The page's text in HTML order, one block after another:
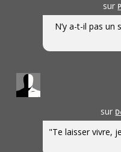
sur
N’y a-t-il pas un
sur
"Te laisser vivre,